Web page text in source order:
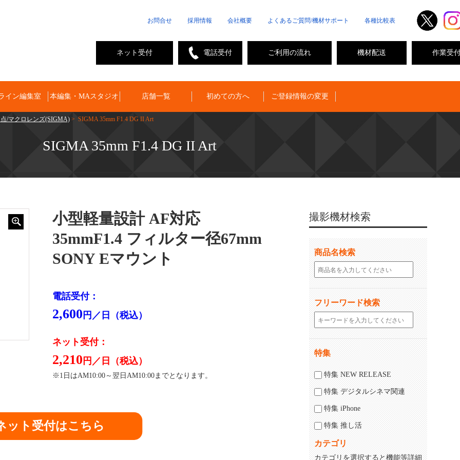
お問合せ 採用情報 会社概要 よくあるご質問/機材サポート 各種比較表
作業受
機材配送
ご利用の流れ
電話受付
ネット受付
イン編集室 本編集・MAスタジオ 店舗一覧 初めての方へ ご登録情報の変更
/マクロレンズ(SIGMA) > SIGMA 35mm F1.4 DG II Art
SIGMA 35mm F1.4 DG II Art
小型軽量設計 AF対応
35mmF1.4 フィルター径67mm
SONY Eマウント
電話受付：
2,600 円／日（税込）
ネット受付：
2,210 円／日（税込）
※1日はAM10:00～翌日AM10:00までとなります。
ット受付はこちら
撮影機材検索
商品名検索
フリーワード検索
特集
特集 NEW RELEASE
特集 デジタルシネマ関連
特集 iPhone
特集 推し活
カテゴリ
カテゴリを選択すると機能等詳細